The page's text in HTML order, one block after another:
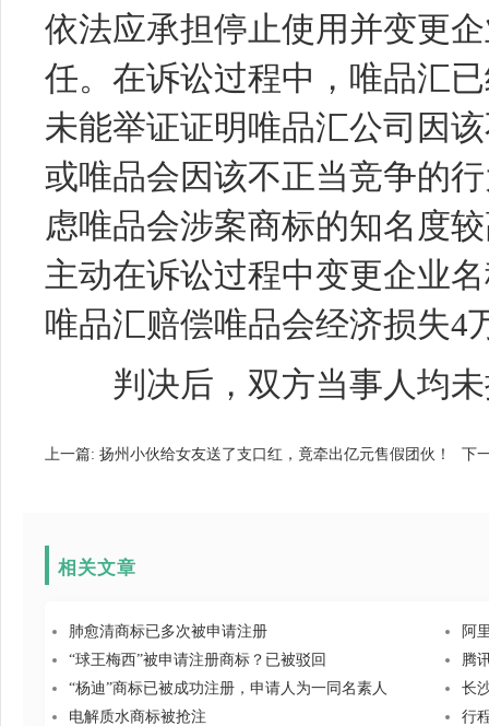
依法应承担停止使用并变更
任。在诉讼过程中，唯品汇
未能举证证明唯品汇公司因
或唯品会因该不正当竞争的
虑唯品会涉案商标的知名度
主动在诉讼过程中变更企业
唯品汇赔偿唯品会经济损失4
判决后，双方当事人均未
上一篇: 扬州小伙给女友送了支口红，竟牵出亿元售假团伙！ 下
相关文章
肺愈清商标已多次被申请注册
阿
“球王梅西”被申请注册商标？已被驳回
腾
“杨迪”商标已被成功注册，申请人为一同名素人
长
电解质水商标被抢注
行